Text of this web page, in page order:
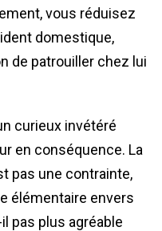
vous réduisez
domestique,
de patrouiller chez lui
curieux invétéré
en conséquence. La
pas une contrainte,
élémentaire envers
pas plus agréable